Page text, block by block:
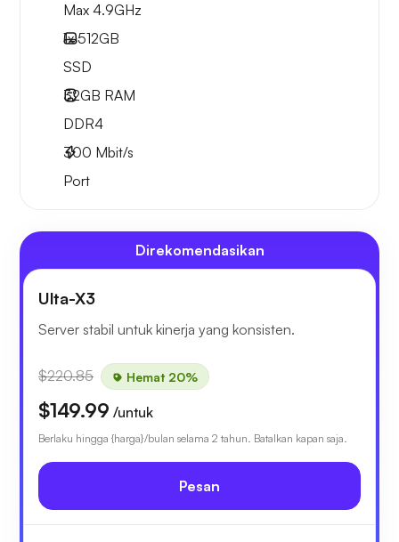
Max 4.9GHz
1x512GB
SSD
32GB RAM
DDR4
300 Mbit/s
Port
Direkomendasikan
Ulta-X3
Server stabil untuk kinerja yang konsisten.
$220.85 Hemat 20%
$149.99 /untuk
Berlaku hingga {harga}/bulan selama 2 tahun. Batalkan kapan saja.
Pesan